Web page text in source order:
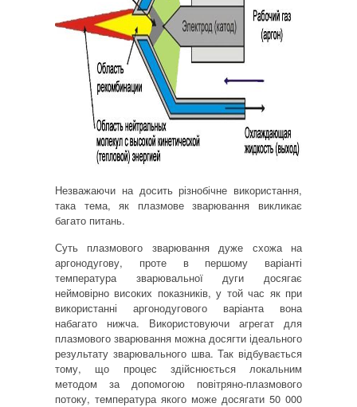
Незважаючи на досить різнобічне використання,
така тема, як плазмове зварювання викликає
багато питань.
Суть плазмового зварювання дуже схожа на
аргонодугову, проте в першому варіанті
температура зварювальної дуги досягає
неймовірно високих показників, у той час як при
використанні аргонодугового варіанта вона
набагато нижча. Використовуючи агрегат для
плазмового зварювання можна досягти ідеального
результату зварювального шва.Так відбувається
тому, що процес здійснюється локальним
методом за допомогою повітряно-плазмового
потоку, температура якого може досягати 50 000